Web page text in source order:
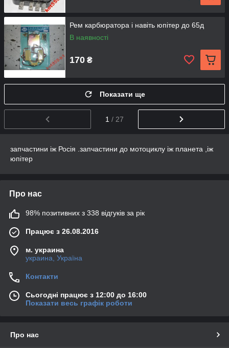
Рем карбюратора і навіть юпітер до 65д
В наявності
170 ₴
Показати ще
1 / 27
запчастини іж Росія .запчастини до мотоциклу іж планета ,іж
юпітер
Про нас
98% позитивних з 338 відгуків за рік
Працює з 26.08.2016
м. украина
украина, Україна
Контакти
Сьогодні працює з 12:00 до 16:00
Показати весь графік роботи
Про нас